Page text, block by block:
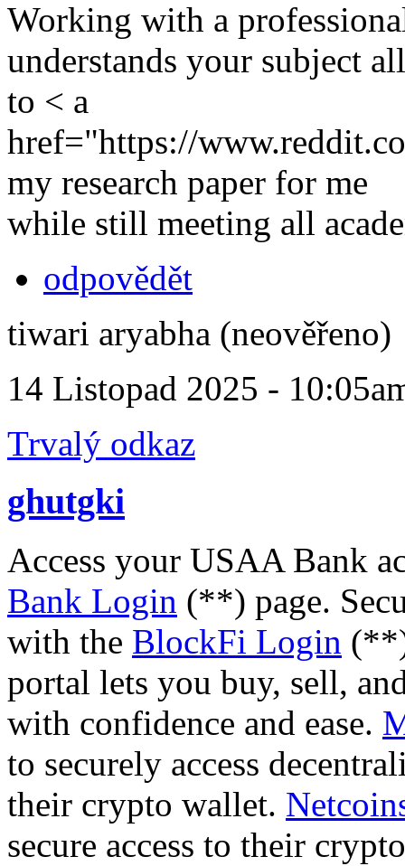
Working with a
understands your subject
to < a
href="https://
my research paper for me
while still meeting all
odpovědět
tiwari aryabha (neověřeno)
14 Listopad 2025 -
Trvalý odkaz
ghutgki
Access your USAA Bank
Bank Login (**) page.
with the BlockFi Login
portal lets you buy, sell,
with confidence and ease.
to securely access
their crypto wallet.
secure access to their